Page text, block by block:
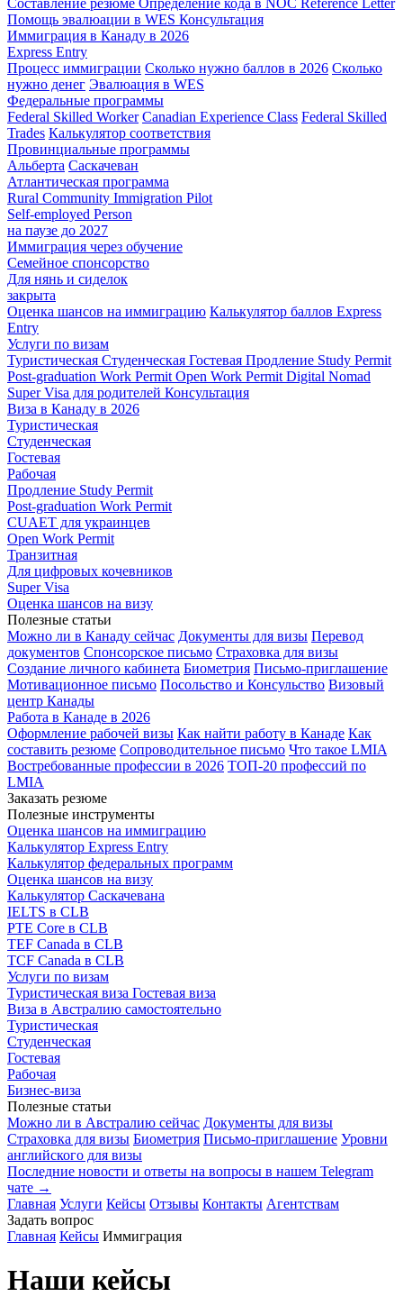
Помощь эвалюации в WES Консультация
Иммиграция в Канаду в 2026
Express Entry
Процесс иммиграции Сколько нужно баллов в 2026 Сколько
нужно денег Эвалюация в WES
Федеральные программы
Federal Skilled Worker Canadian Experience Class Federal Skilled
Trades Калькулятор соответствия
Провинциальные программы
Альберта Саскачеван
Атлантическая программа
Rural Community Immigration Pilot
Self-employed Person
на паузе до 2027
Иммиграция через обучение
Семейное спонсорство
Для нянь и сиделок
закрыта
Оценка шансов на иммиграцию Калькулятор баллов Express
Entry
Услуги по визам
Туристическая Студенческая Гостевая Продление Study Permit
Post-graduation Work Permit Open Work Permit Digital Nomad
Super Visa для родителей Консультация
Виза в Канаду в 2026
Туристическая
Студенческая
Гостевая
Рабочая
Продление Study Permit
Post-graduation Work Permit
CUAET для украинцев
Open Work Permit
Транзитная
Для цифровых кочевников
Super Visa
Оценка шансов на визу
Полезные статьи
Можно ли в Канаду сейчас Документы для визы Перевод
документов Спонсорское письмо Страховка для визы
Создание личного кабинета Биометрия Письмо-приглашение
Мотивационное письмо Посольство и Консульство Визовый
центр Канады
Работа в Канаде в 2026
Оформление рабочей визы Как найти работу в Канаде Как
составить резюме Сопроводительное письмо Что такое LMIA
Востребованные профессии в 2026 ТОП-20 профессий по
LMIA
Заказать резюме
Полезные инструменты
Оценка шансов на иммиграцию
Калькулятор Express Entry
Калькулятор федеральных программ
Оценка шансов на визу
Калькулятор Саскачевана
IELTS в CLB
PTE Core в CLB
TEF Canada в CLB
TCF Canada в CLB
Услуги по визам
Туристическая виза Гостевая виза
Виза в Австралию самостоятельно
Туристическая
Студенческая
Гостевая
Рабочая
Бизнес-виза
Полезные статьи
Можно ли в Австралию сейчас Документы для визы
Страховка для визы Биометрия Письмо-приглашение Уровни
английского для визы
Последние новости и ответы на вопросы в нашем Telegram
чате →
Главная Услуги Кейсы Отзывы Контакты Агентствам
Задать вопрос
Главная Кейсы Иммиграция
Наши кейсы